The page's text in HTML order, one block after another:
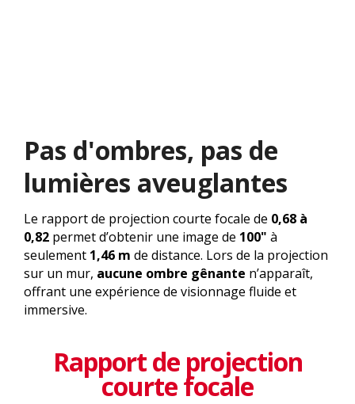
Pas d'ombres, pas de
lumières aveuglantes
Le rapport de projection courte focale de 0,68 à
0,82 permet d’obtenir une image de 100" à
seulement 1,46 m de distance. Lors de la projection
sur un mur, aucune ombre gênante n’apparaît,
offrant une expérience de visionnage fluide et
immersive.
Rapport de projection
courte focale